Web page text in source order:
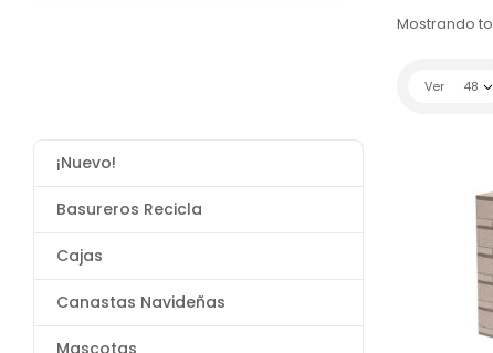
¡Nuevo!
Basureros Recicla
Cajas
Canastas Navideñas
Mascotas
Mostrando
Ver 48